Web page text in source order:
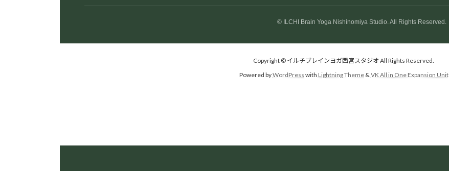
© ILCHI Brain Yoga Nishinomiya Studio. All Rights Reserved.
Copyright © イルチブレインヨガ西宮スタジオ All Rights Reserved.
Powered byWordPress with Lightning Theme& VK All in One Expansion Unit